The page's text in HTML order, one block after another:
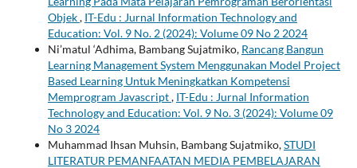
Objek, IT-Edu : Jurnal Information Technology and
Education: Vol. 9 No. 2 (2024): Volume 09 No 2 2024
Ni’matul ‘Adhima, Bambang Sujatmiko, Rancang Bangun
Learning Management System Menggunakan Model Project
Based Learning Untuk Meningkatkan Kompetensi
Memprogram Javascript, IT-Edu : Jurnal Information
Technology and Education: Vol. 9 No. 3 (2024): Volume 09
No 3 2024
Muhammad Ihsan Muhsin, Bambang Sujatmiko,STUDI
LITERATUR PEMANFAATAN MEDIA PEMBELAJARAN